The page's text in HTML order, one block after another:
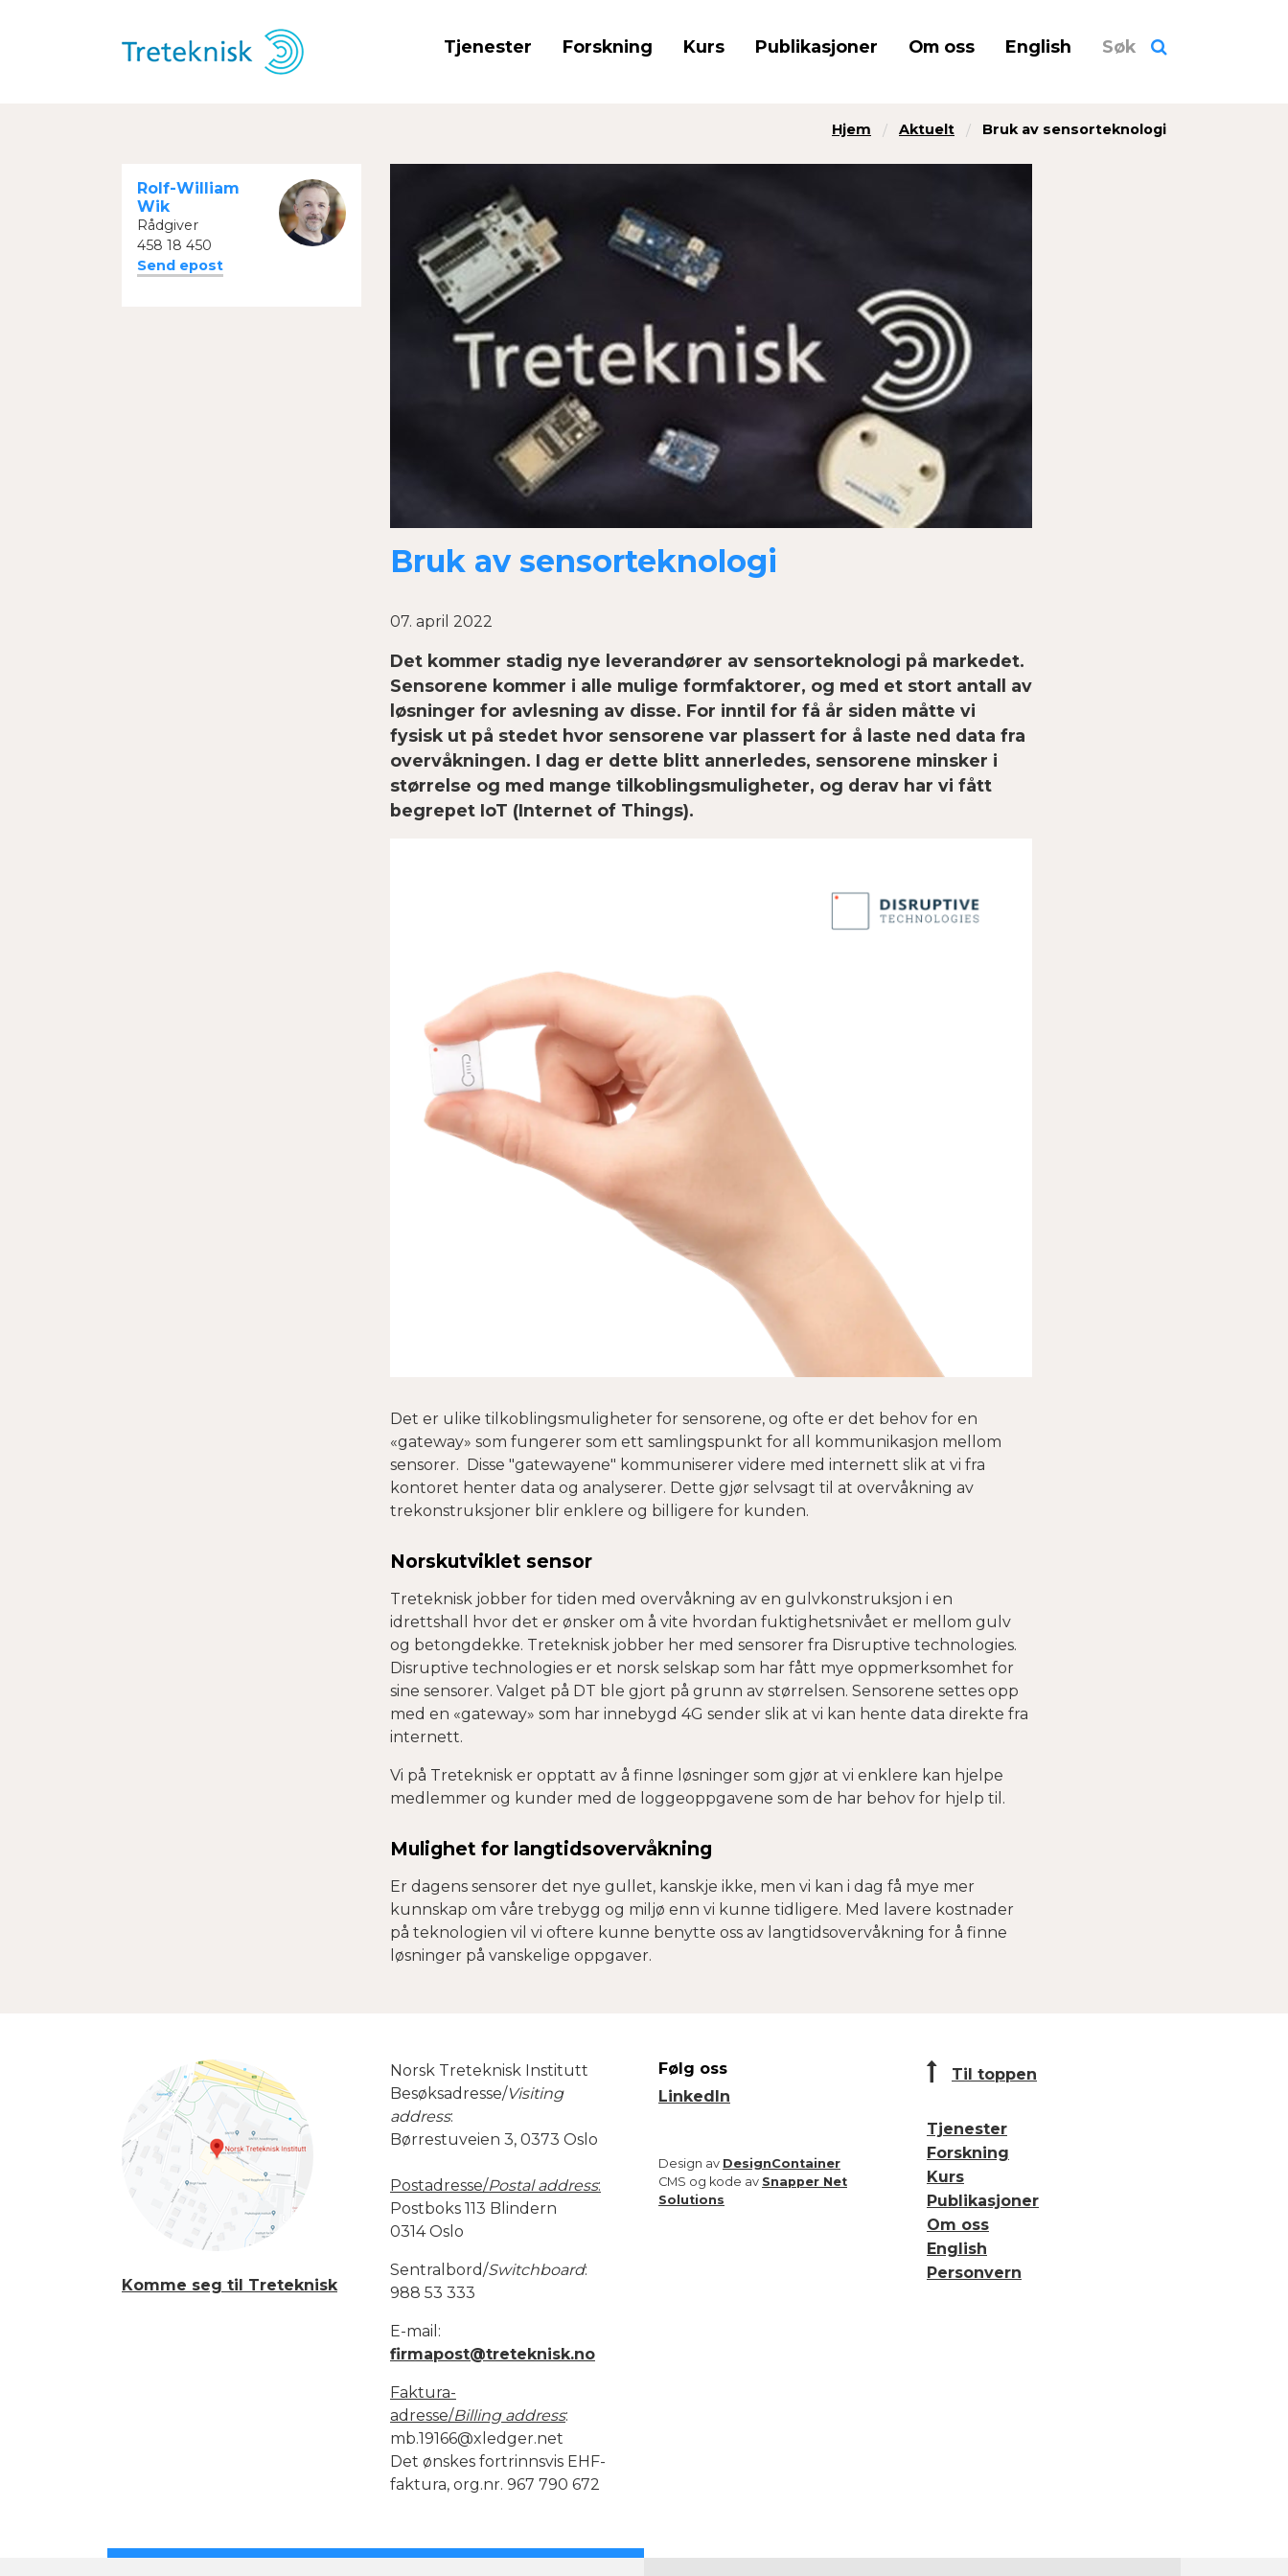
Tjenester Forskning Kurs Publikasjoner Om oss English Søk
Hjem Aktuelt Bruk av sensorteknologi
Bruk av sensorteknologi
07. april 2022
Det kommer stadig nye leverandører av sensorteknologi på markedet.
Sensorene kommer i alle mulige formfaktorer, og med et stort antall av
løsninger for avlesning av disse. For inntil for få år siden måtte vi
fysisk ut på stedet hvor sensorene var plassert for å laste ned data fra
overvåkningen. I dag er dette blitt annerledes, sensorene minsker i
størrelse og med mange tilkoblingsmuligheter, og derav har vi fått
begrepet IoT (Internet of Things).
Det er ulike tilkoblingsmuligheter for sensorene, og ofte er det behov for en
«gateway» som fungerer som ett samlingspunkt for all kommunikasjon mellom
sensorer. Disse "gatewayene" kommuniserer videre med internett slik at vi fra
kontoret henter data og analyserer. Dette gjør selvsagt til at overvåkning av
trekonstruksjoner blir enklere og billigere for kunden.
Norskutviklet sensor
Treteknisk jobber for tiden med overvåkning av en gulvkonstruksjon i en
idrettshall hvor det er ønsker om å vite hvordan fuktighetsnivået er mellom gulv
og betongdekke. Treteknisk jobber her med sensorer fra Disruptive technologies.
Disruptive technologies er et norsk selskap som har fått mye oppmerksomhet for
sine sensorer. Valget på DT ble gjort på grunn av størrelsen. Sensorene settes opp
med en «gateway» som har innebygd 4G sender slik at vi kan hente data direkte fra
internett.
Vi på Treteknisk er opptatt av å finne løsninger som gjør at vi enklere kan hjelpe
medlemmer og kunder med de loggeoppgavene som de har behov for hjelp til.
Mulighet for langtidsovervåkning
Er dagens sensorer det nye gullet, kanskje ikke, men vi kan i dag få mye mer
kunnskap om våre trebygg og miljø enn vi kunne tidligere. Med lavere kostnader
på teknologien vil vi oftere kunne benytte oss av langtidsovervåkning for å finne
løsninger på vanskelige oppgaver.
Rolf-William
Wik
Rådgiver
458 18 450
Send epost
Komme seg til Treteknisk
Norsk Treteknisk Institutt
Besøksadresse/Visiting
address:
Børrestuveien 3, 0373 Oslo
Postadresse/Postal address:
Postboks 113 Blindern
0314 Oslo
Sentralbord/Switchboard:
988 53 333
E-mail:
firmapost@treteknisk.no
Faktura-
adresse/Billing address:
mb.19166@xledger.net
Det ønskes fortrinnsvis EHF-
faktura, org.nr. 967 790 672
Følg oss
LinkedIn
Design av DesignContainer
CMS og kode av Snapper Net
Solutions
Til toppen
Tjenester
Forskning
Kurs
Publikasjoner
Om oss
English
Personvern